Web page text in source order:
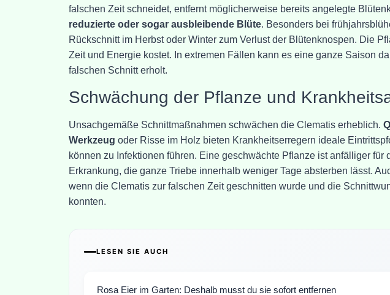
falschen Zeit schneidet, entfernt möglicherweise bereits angelegte
reduzierte oder sogar ausbleibende Blüte. Besonders bei
Rückschnitt im Herbst oder Winter zum Verlust der Blütenknospen. Die
Zeit und Energie kostet. In extremen Fällen kann es eine ganze Saison
falschen Schnitt erholt.
Schwächung der Pflanze und
Unsachgemäße Schnittmaßnahmen schwächen die Clematis erheblich.
Werkzeug oder Risse im Holz bieten Krankheitserregern ideale
können zu Infektionen führen. Eine geschwächte Pflanze ist anfälliger
Erkrankung, die ganze Triebe innerhalb weniger Tage absterben lässt.
wenn die Clematis zur falschen Zeit geschnitten wurde und die
konnten.
LESEN SIE AUCH
Rosa Eier im Garten: Deshalb musst du sie sofort entfernen